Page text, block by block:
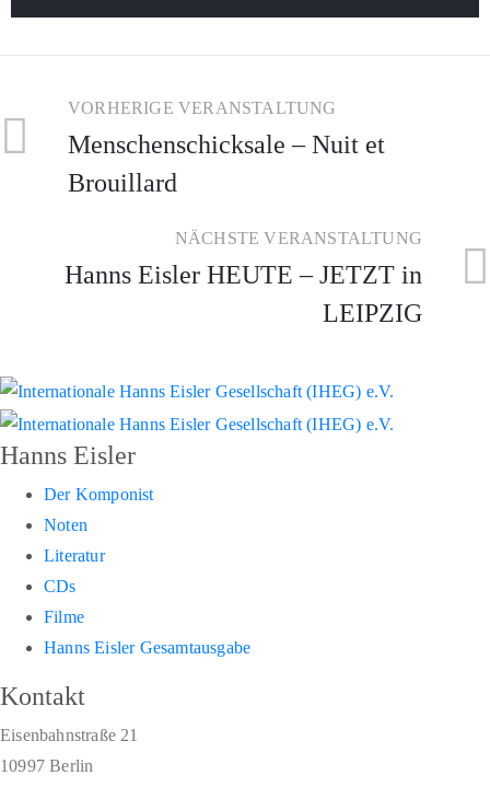
VORHERIGE VERANSTALTUNG
Menschenschicksale – Nuit et
Brouillard
NÄCHSTE VERANSTALTUNG
Hanns Eisler HEUTE – JETZT in
LEIPZIG
Hanns Eisler
Der Komponist
Noten
Literatur
CDs
Filme
Hanns Eisler Gesamtausgabe
Kontakt
Eisenbahnstraße 21
10997 Berlin